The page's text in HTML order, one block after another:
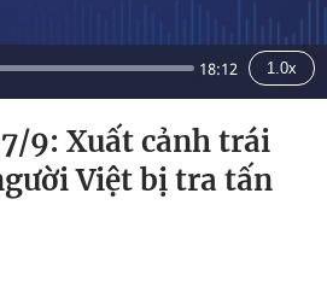
18:12 1.0x
9: Xuất cảnh trái
Việt bị tra tấn